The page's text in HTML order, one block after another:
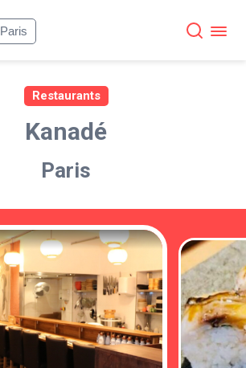
Paris
Restaurants
Kanadé
Paris